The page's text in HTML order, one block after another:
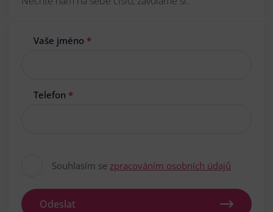
Vaše jméno *
Telefon *
Souhlasím se zpracováním osobních údajů
Odeslat